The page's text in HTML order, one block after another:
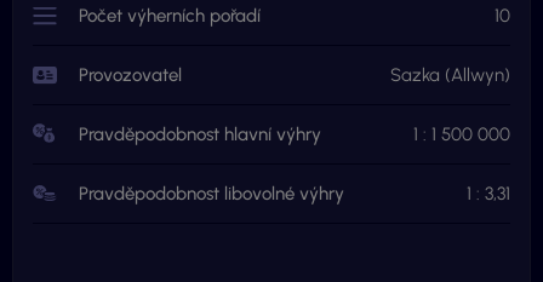
Počet výherních pořadí 10
Provozovatel Sazka (Allwyn)
Pravděpodobnost hlavní výhry 1 : 1 500 000
Pravděpodobnost libovolné výhry 1 : 3,31